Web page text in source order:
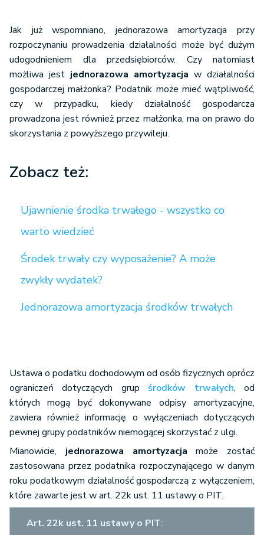
Jak już wspomniano, jednorazowa amortyzacja przy
rozpoczynaniu prowadzenia działalności może być dużym
udogodnieniem dla przedsiębiorców. Czy natomiast
możliwa jest jednorazowa amortyzacja w działalności
gospodarczej małżonka? Podatnik może mieć wątpliwość,
czy w przypadku, kiedy działalność gospodarcza
prowadzona jest również przez małżonka, ma on prawo do
skorzystania z powyższego przywileju.
Zobacz też:
Ujawnienie środka trwałego - wszystko co
warto wiedzieć
Środek trwały czy wyposażenie? A może
zwykły wydatek?
Jednorazowa amortyzacja środków trwałych
Ustawa o podatku dochodowym od osób fizycznych oprócz
ograniczeń dotyczących grup środków trwałych, od
których mogą być dokonywane odpisy amortyzacyjne,
zawiera również informację o wyłączeniach dotyczących
pewnej grupy podatników niemogącej skorzystać z ulgi.
Mianowicie, jednorazowa amortyzacja może zostać
zastosowana przez podatnika rozpoczynającego w danym
roku podatkowym działalność gospodarczą z wyłączeniem,
które zawarte jest w art. 22k ust. 11 ustawy o PIT.
Art. 22k ust. 11 ustawy o PIT: